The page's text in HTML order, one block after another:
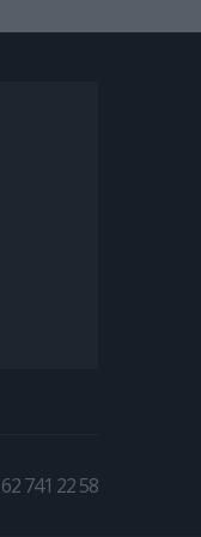
62 741 22 58